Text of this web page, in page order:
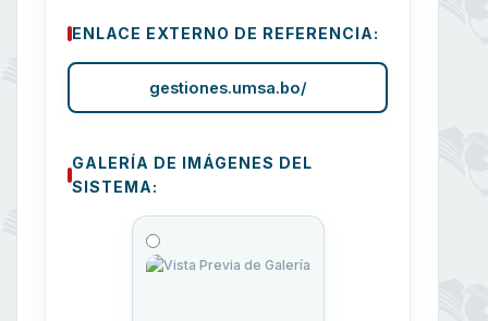
ENLACE EXTERNO DE REFERENCIA:
gestiones.umsa.bo/
GALERÍA DE IMÁGENES DEL
SISTEMA: